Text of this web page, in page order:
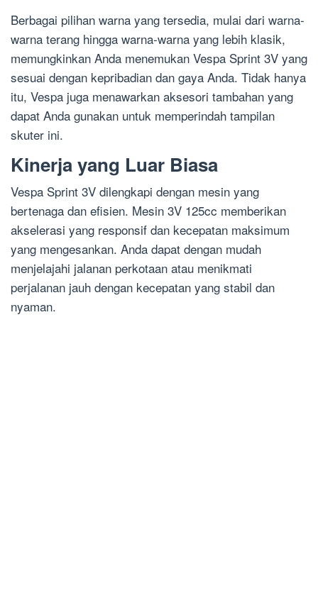
Berbagai pilihan warna yang tersedia, mulai dari warna-
warna terang hingga warna-warna yang lebih klasik,
memungkinkan Anda menemukan Vespa Sprint 3V yang
sesuai dengan kepribadian dan gaya Anda. Tidak hanya
itu, Vespa juga menawarkan aksesori tambahan yang
dapat Anda gunakan untuk memperindah tampilan
skuter ini.
Kinerja yang Luar Biasa
Vespa Sprint 3V dilengkapi dengan mesin yang
bertenaga dan efisien. Mesin 3V 125cc memberikan
akselerasi yang responsif dan kecepatan maksimum
yang mengesankan. Anda dapat dengan mudah
menjelajahi jalanan perkotaan atau menikmati
perjalanan jauh dengan kecepatan yang stabil dan
nyaman.